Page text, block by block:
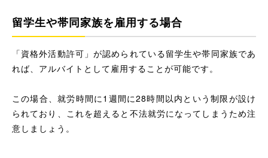
留学生や帯同家族を雇用する場合
「資格外活動許可」が認められている留学生や帯同家族であ
れば、アルバイトとして雇用することが可能です。
この場合、就労時間に1週間に28時間以内という制限が設け
られており、これを超えると不法就労になってしまうため注
意しましょう。